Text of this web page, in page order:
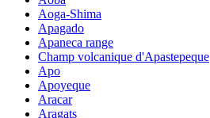
Aoga-Shima
Apagado
Apaneca range
Champ volcanique d'Apastepeque
Apo
Apoyeque
Aracar
Aragats